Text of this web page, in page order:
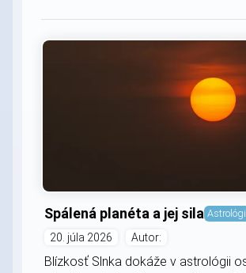
Spálená planéta a jej sila
20. júla 2026 Autor:
Blízkosť Slnka dokáže v astrológii